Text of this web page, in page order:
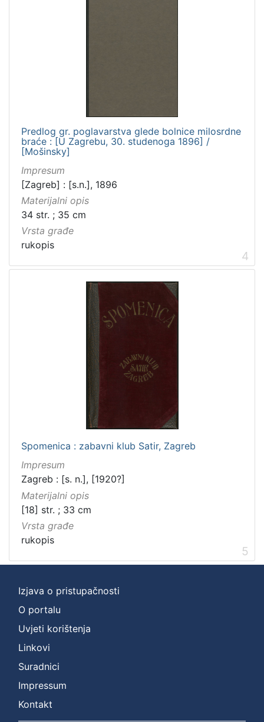
Predlog gr. poglavarstva glede bolnice milosrdne
braće : [U Zagrebu, 30. studenoga 1896] /
[Mošinsky]
Impresum
[Zagreb] : [s.n.], 1896
Materijalni opis
34 str. ; 35 cm
Vrsta građe
rukopis
4
Spomenica : zabavni klub Satir, Zagreb
Impresum
Zagreb : [s. n.], [1920?]
Materijalni opis
[18] str. ; 33 cm
Vrsta građe
rukopis
5
Izjava o pristupačnosti
O portalu
Uvjeti korištenja
Linkovi
Suradnici
Impressum
Kontakt